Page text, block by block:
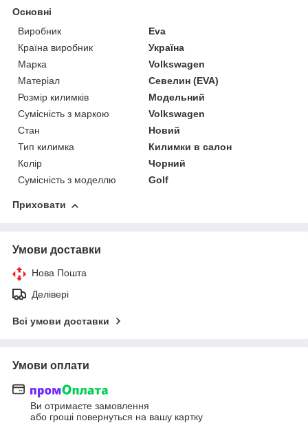
Основні
Виробник
Eva
Країна виробник
Україна
Марка
Volkswagen
Матеріал
Севелин (EVA)
Розмір килимків
Модельний
Сумісність з маркою
Volkswagen
Стан
Новий
Тип килимка
Килимки в салон
Колір
Чорний
Сумісність з моделлю
Golf
Приховати
Умови доставки
Нова Пошта
Делівері
Всі умови доставки
Умови оплати
Ви отримаєте замовлення
або гроші повернуться на вашу картку